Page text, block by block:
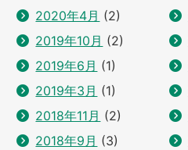
2020年4月 (2)
2019年10月 (2)
2019年6月 (1)
2019年3月 (1)
2018年11月 (2)
2018年9月 (3)